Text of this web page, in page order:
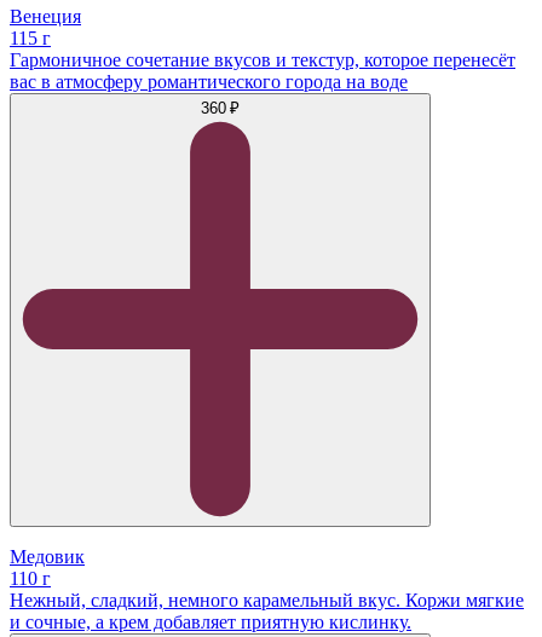
Венеция
115 г
Гармоничное сочетание вкусов и текстур, которое перенесёт
вас в атмосферу романтического города на воде
360 ₽
Медовик
110 г
Нежный, сладкий, немного карамельный вкус. Коржи мягкие
и сочные, а крем добавляет приятную кислинку.